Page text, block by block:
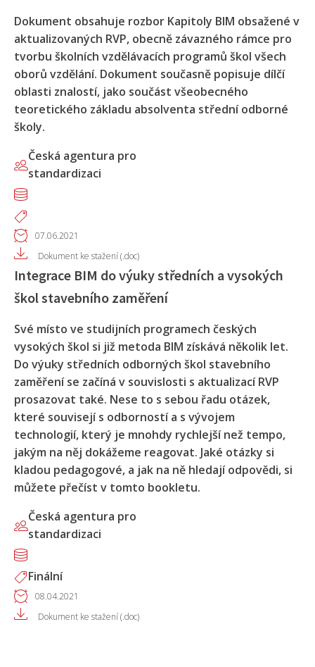
Dokument obsahuje rozbor Kapitoly BIM obsažené v
aktualizovaných RVP, obecně závazného rámce pro
tvorbu školních vzdělávacích programů škol všech
oborů vzdělání. Dokument současně popisuje dílčí
oblasti znalostí, jako součást všeobecného
teoretického základu absolventa střední odborné
školy.
Česká agentura pro
standardizaci
07.06.2021
Dokument ke stažení (.doc)
Integrace BIM do výuky středních a vysokých
škol stavebního zaměření
Své místo ve studijních programech českých
vysokých škol si již metoda BIM získává několik let.
Do výuky středních odborných škol stavebního
zaměření se začíná v souvislosti s aktualizací RVP
prosazovat také. Nese to s sebou řadu otázek,
které souvisejí s odborností a s vývojem
technologií, který je mnohdy rychlejší než tempo,
jakým na něj dokážeme reagovat. Jaké otázky si
kladou pedagogové, a jak na ně hledají odpovědi, si
můžete přečíst v tomto bookletu.
Česká agentura pro
standardizaci
Finální
08.04.2021
Dokument ke stažení (.doc)